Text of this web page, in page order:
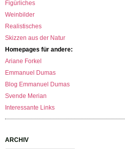
Figürliches
Weinbilder
Realistisches
Skizzen aus der Natur
Homepages für andere:
Ariane Forkel
Emmanuel Dumas
Blog Emmanuel Dumas
Svende Merian
Interessante Links
ARCHIV